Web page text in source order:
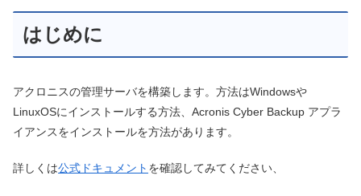
はじめに
アクロニスの管理サーバを構築します。方法はWindowsや
LinuxOSにインストールする方法、Acronis Cyber Backup アプラ
イアンスをインストールを方法があります。
詳しくは公式ドキュメント を確認してみてください、